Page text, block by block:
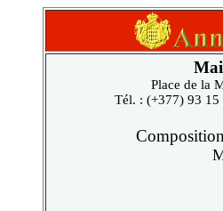
Place de la
Tél. : (+377) 93